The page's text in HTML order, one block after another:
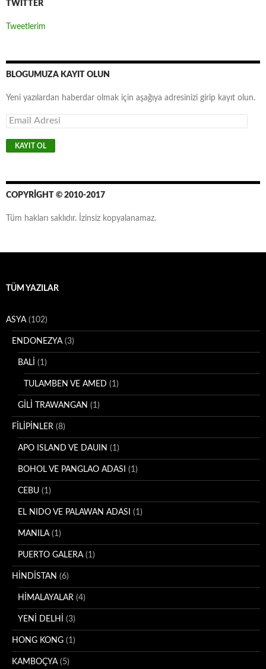
TWITTER
Tweetlerim
BLOGUMUZA KAYIT OLUN
Yeni yazılardan haberdar olmak için aşağıya adresinizi girip kayıt olun.
E
m
a
i
d
r
s
COPYRIGHT © 2010-2017
Tüm hakları saklıdır. İzinsiz kopyalanamaz.
TÜM YAZILAR
ASYA(102)
ENDONEZYA(3)
BALİ (1)
TULAMBEN VE AMED (1)
GİLİ TRAWANGAN (1)
FİLİPİNLER (8)
APO ISLAND VE DAUIN (1)
BOHOL VE PANGLAO ADASI (1)
CEBU (1)
EL NIDO VE PALAWAN ADASI (1)
MANILA(1)
PUERTO GALERA(1)
HİNDİSTAN (6)
HİMALAYALAR (4)
YENİ DELHİ (3)
HONG KONG (1)
KAMBOÇYA(5)